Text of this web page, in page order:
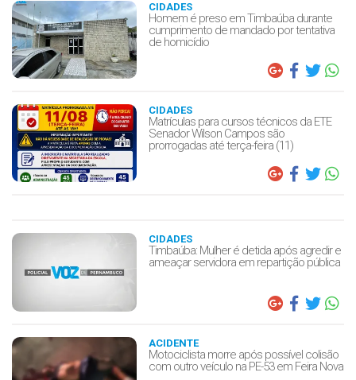
CIDADES
Homem é preso em Timbaúba durante
cumprimento de mandado por tentativa
de homicídio
CIDADES
Matrículas para cursos técnicos da ETE
Senador Wilson Campos são
prorrogadas até terça-feira (11)
CIDADES
Timbaúba: Mulher é detida após agredir e
ameaçar servidora em repartição pública
ACIDENTE
Motociclista morre após possível colisão
com outro veículo na PE-53 em Feira Nova